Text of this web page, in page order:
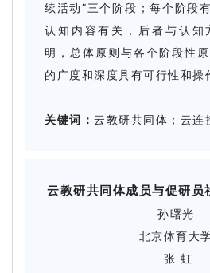
续活动”三个阶段；每个阶段
认知内容有关，后者与认知
明，总体原则与各个阶段性
的广度和深度具有可行性和操
关键词： 云教研共同体；云连
云教研共同体成员与促研员
孙曙光
北京体育大
张 虹